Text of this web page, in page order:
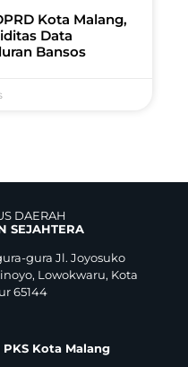
Kota Malang,
Data
Bansos
DAERAH
SEJAHTERA
gura Jl. Joyosuko
Lowokwaru, Kota
65144
Kota Malang